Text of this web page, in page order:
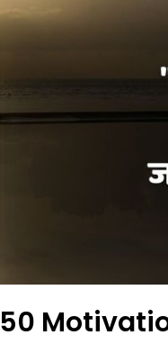
50